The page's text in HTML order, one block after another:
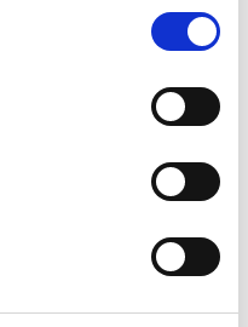
para
futuro